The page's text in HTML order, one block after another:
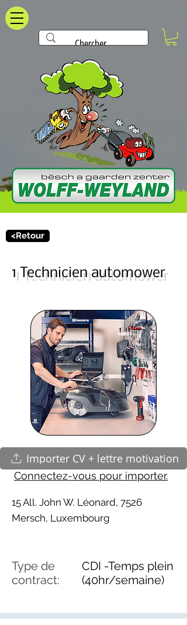
<Retour
1 Technicien automower
Importer CV + lettre motivation
Connectez-vous pour importer.
15 All. John W. Léonard, 7526
Mersch, Luxembourg
Type de
contract:
CDI -Temps plein
(40hr/semaine)